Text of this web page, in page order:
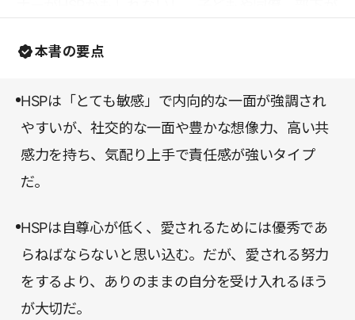
っと世のなかはもっとうまくいくだろう。HSPの人
ることに自信と誇りを持ってもらいたい。
本書の要点
HSPは「とても敏感」で内向的な一面が強調され
やすいが、社交的な一面や豊かな想像力、高い共
感力を持ち、気配り上手で責任感が強いタイプ
だ。
HSPは自尊心が低く、愛されるためには優秀であ
らねばならないと思い込む。だが、愛される努力
をするより、ありのままの自分を受け入れるほう
が大切だ。